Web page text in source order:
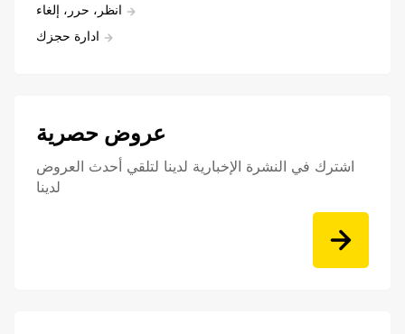
انظر، حرر، إلغاء
ادارة حجزك
عروض حصرية
اشترك في النشرة الإخبارية لدينا لتلقي أحدث العروض
لدينا